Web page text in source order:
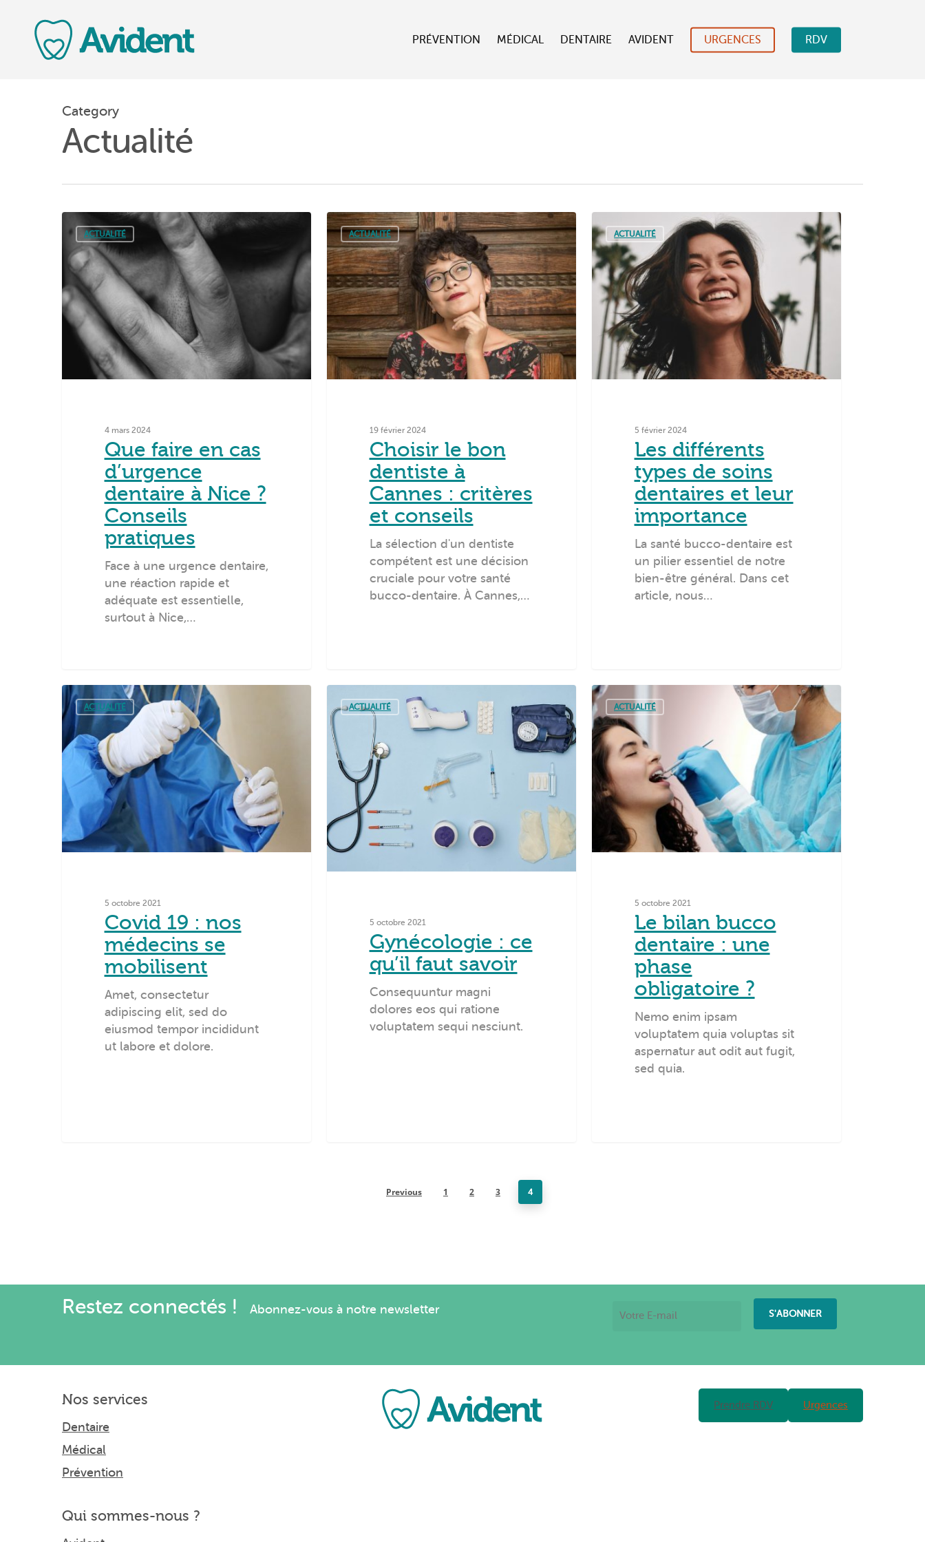
PRÉVENTION MÉDICAL DENTAIRE AVIDENT URGENCES RDV
Category
Actualité
ACTUALITÉ
4 mars 2024
Que faire en cas
d’urgence
dentaire à Nice ?
Conseils
pratiques
Face à une urgence dentaire,
une réaction rapide et
adéquate est essentielle,
surtout à Nice,…
ACTUALITÉ
19 février 2024
Choisir le bon
dentiste à
Cannes : critères
et conseils
La sélection d'un dentiste
compétent est une décision
cruciale pour votre santé
bucco-dentaire. À Cannes,…
ACTUALITÉ
5 février 2024
Les différents
types de soins
dentaires et leur
importance
La santé bucco-dentaire est
un pilier essentiel de notre
bien-être général. Dans cet
article, nous…
ACTUALITÉ
5 octobre 2021
Covid 19 : nos
médecins se
mobilisent
Amet, consectetur
adipiscing elit, sed do
eiusmod tempor incididunt
ut labore et dolore.
ACTUALITÉ
5 octobre 2021
Gynécologie : ce
qu’il faut savoir
Consequuntur magni
dolores eos qui ratione
voluptatem sequi nesciunt.
ACTUALITÉ
5 octobre 2021
Le bilan bucco
dentaire : une
phase
obligatoire ?
Nemo enim ipsam
voluptatem quia voluptas sit
aspernatur aut odit aut fugit,
sed quia.
Previous 1 2 3 4
Restez connectés ! Abonnez-vous à notre newsletter
Nos services
Dentaire
Médical
Prévention
Qui sommes-nous ?
Prendre RDV Urgences